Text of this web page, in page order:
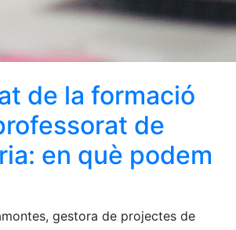
de la formació
de
en què podem
gestora de projectes de